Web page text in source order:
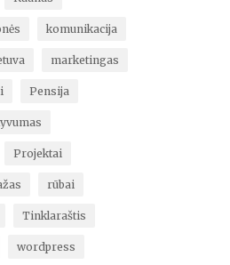
komunikacija
marketingas
Pensija
Projektai
rūbai
Tinklaraštis
wordpress